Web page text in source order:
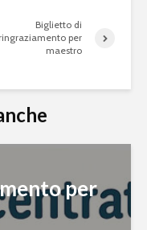
Biglietto di
ringraziamento per
maestro
per